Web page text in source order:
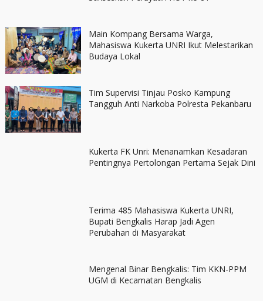
Main Kompang Bersama Warga,
Mahasiswa Kukerta UNRI Ikut Melestarikan
Budaya Lokal
Tim Supervisi Tinjau Posko Kampung
Tangguh Anti Narkoba Polresta Pekanbaru
Kukerta FK Unri: Menanamkan Kesadaran
Pentingnya Pertolongan Pertama Sejak Dini
Terima 485 Mahasiswa Kukerta UNRI,
Bupati Bengkalis Harap Jadi Agen
Perubahan di Masyarakat
Mengenal Binar Bengkalis: Tim KKN-PPM
UGM di Kecamatan Bengkalis